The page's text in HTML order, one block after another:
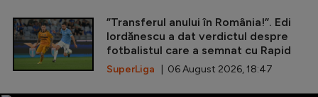
”Transferul anului în România!”. Edi
Iordănescu a dat verdictul despre
fotbalistul care a semnat cu Rapid
SuperLiga | 06 August 2026, 18:47